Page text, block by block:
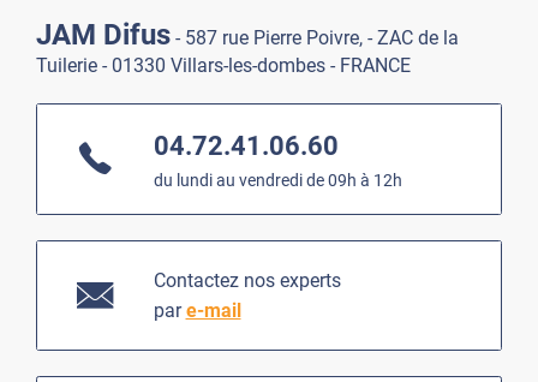
JAM Difus - 587 rue Pierre Poivre, - ZAC de la
Tuilerie - 01330 Villars-les-dombes - FRANCE
04.72.41.06.60
du lundi au vendredi de 09h à 12h
Contactez nos experts
pare-mail